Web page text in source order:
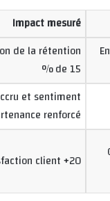
Impact mesuré
de la rétention
de 15 %
et sentiment
renforcé
client +20 %